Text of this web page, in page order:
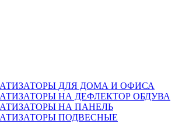
ДЛЯ ДОМА И ОФИСА
НА ДЕФЛЕКТОР ОБДУВА
НА ПАНЕЛЬ
ПОДВЕСНЫЕ